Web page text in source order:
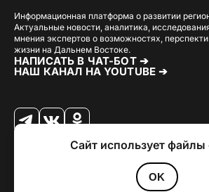
Информационная платформа о развитии
Актуальные новости, аналитика,
мнения экспертов о возможностях,
жизни на Дальнем Востоке.
НАПИСАТЬ В ЧАТ-БОТ ➔
НАШ КАНАЛ НА YOUTUBE ➔
. РазработкаLoimi.
Политика конфиденциальности
Сайт использует файлы
OK